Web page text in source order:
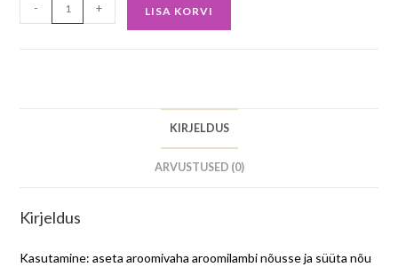
- + LISA KORVI
KIRJELDUS
ARVUSTUSED (0)
Kirjeldus
Kasutamine: aseta aroomivaha aroomilambi nõusse ja süüta nõu